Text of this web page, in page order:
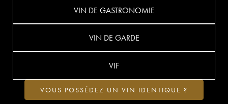
VIN DE GASTRONOMIE
VIN DE GARDE
VIF
VOUS POSSÉDEZ UN VIN IDENTIQUE ?